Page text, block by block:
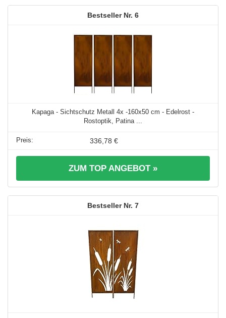
6
Kapaga - Sichtschutz Metall 4x -160x50 cm - Edelrost -
Rostoptik, Patina ...
336,78 €
ZUM TOP ANGEBOT »
7